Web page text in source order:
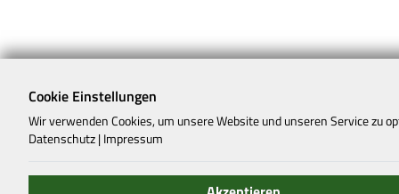
Cookie Einstellungen
Wir verwenden Cookies, um unsere Website und unseren Service zu
Datenschutz | Impressum